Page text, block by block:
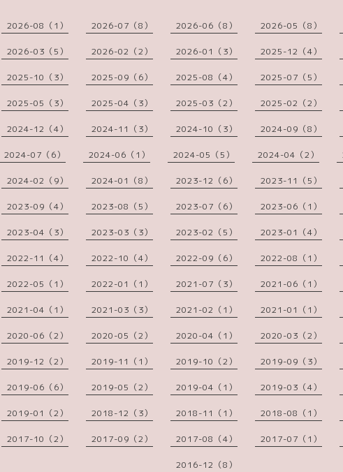
2026-08（1） 2026-07（8） 2026-06（8） 2026-05（8）
2026-03（5） 2026-02（2） 2026-01（3） 2025-12（4）
2025-10（3） 2025-09（6） 2025-08（4） 2025-07（5）
2025-05（3） 2025-04（3） 2025-03（2） 2025-02（2）
2024-12（4） 2024-11（3） 2024-10（3） 2024-09（8）
2024-07（6） 2024-06（1） 2024-05（5） 2024-04（2）
2024-02（9） 2024-01（8） 2023-12（6） 2023-11（5）
2023-09（4） 2023-08（5） 2023-07（6） 2023-06（1）
2023-04（3） 2023-03（3） 2023-02（5） 2023-01（4）
2022-11（4） 2022-10（4） 2022-09（6） 2022-08（1）
2022-05（1） 2022-01（1） 2021-07（3） 2021-06（1）
2021-04（1） 2021-03（3） 2021-02（1） 2021-01（1）
2020-06（2） 2020-05（2） 2020-04（1） 2020-03（2）
2019-12（2） 2019-11（1） 2019-10（2） 2019-09（3）
2019-06（6） 2019-05（2） 2019-04（1） 2019-03（4）
2019-01（2） 2018-12（3） 2018-11（1） 2018-08（1）
2017-10（2） 2017-09（2） 2017-08（4） 2017-07（1）
2016-12（8）